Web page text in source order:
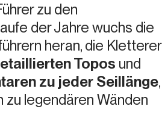
zu den
der Jahre wuchs die
heran, die Kletterer
Topos und
zu jeder Seillänge,
zu legendären Wänden